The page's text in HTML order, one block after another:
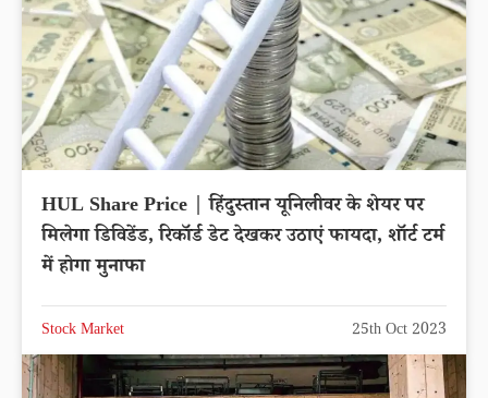
HUL Share Price | हिंदुस्तान यूनिलीवर के शेयर पर
मिलेगा डिविडेंड, रिकॉर्ड डेट देखकर उठाएं फायदा, शॉर्ट टर्म
में होगा मुनाफा
Stock Market 25th Oct 2023